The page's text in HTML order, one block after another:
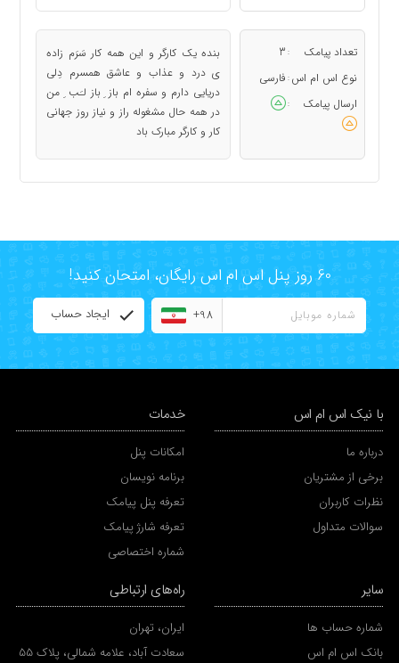
تعداد پیامک :
3
نوع اس ام اس : فارسی
ارسال پیامک
:
بنده یک کارگر و این همه کار سَرَم زاده
ی درد و عذاب و عاشق همسرم دِلی
دریایی دارم و سفره ام باز ِ باز لـَب ِ من
در همه حال مشغوله راز و نیاز روز جهانی
کار و کارگر مبارک باد
60 روز پنل اس ام اس رایگان، امتحان کنید!
+98 ایجاد حساب
با نیک اس ام اس
درباره ما
برخی از مشتریان
نظرات کاربران
سوالات متداول
خدمات
امکانات پنل
برنامه نویسان
تعرفه پنل پیامک
تعرفه شارژ پیامک
شماره اختصاصی
سایر
شماره حساب ها
بانک اس ام اس
راه‌های ارتباطی
ایران، تهران
سعادت آباد، علامه شمالی، پلاک 55